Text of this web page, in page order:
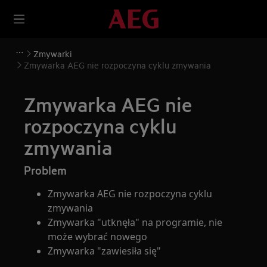
Zmywarki
Zmywarka AEG nie rozpoczyna cyklu zmywania
Zmywarka AEG nie
rozpoczyna cyklu
zmywania
Problem
Zmywarka AEG nie rozpoczyna cyklu
zmywania
Zmywarka "utknęła" na programie, nie
może wybrać nowego
Zmywarka "zawiesiła się"